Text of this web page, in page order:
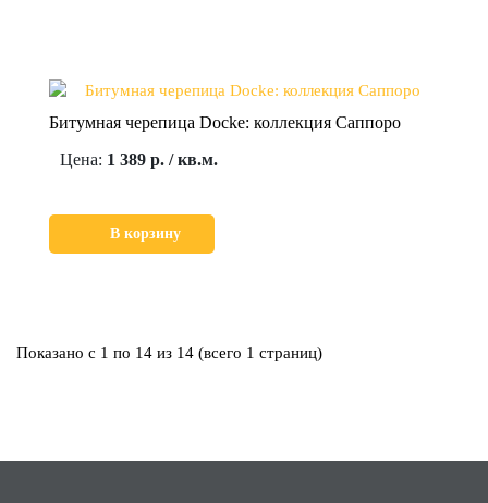
Битумная черепица Docke: коллекция Саппоро
Цена: 1 389 р. / кв.м.
В корзину
Показано с 1 по 14 из 14 (всего 1 страниц)